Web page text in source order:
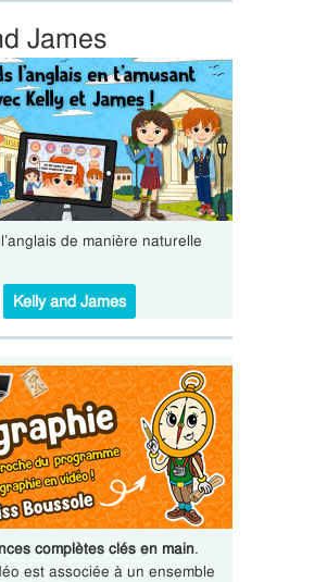
James
de manière naturelle
Kelly and James
complètes clés en main.
est associée à un ensemble